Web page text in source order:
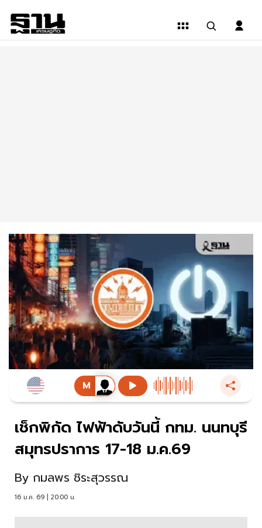
เช็กพิกัด ไฟฟ้าดับวันนี้ กทม. นนทบุรี
สมุทรปราการ 17-18 ม.ค.69
By กมลพร ชิระสุวรรณ
16 ม.ค. 69 | 20:00 น.